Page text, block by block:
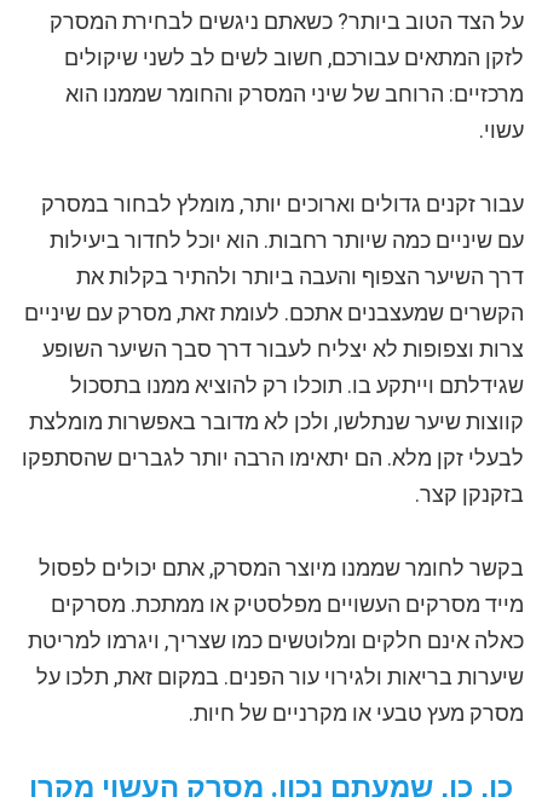
על הצד הטוב ביותר? כשאתם ניגשים לבחירת המסרק
לזקן המתאים עבורכם, חשוב לשים לב לשני שיקולים
מרכזיים: הרוחב של שיני המסרק והחומר שממנו הוא
עשוי.
עבור זקנים גדולים וארוכים יותר, מומלץ לבחור במסרק
עם שיניים כמה שיותר רחבות. הוא יוכל לחדור ביעילות
דרך השיער הצפוף והעבה ביותר ולהתיר בקלות את
הקשרים שמעצבנים אתכם. לעומת זאת, מסרק עם שיניים
צרות וצפופות לא יצליח לעבור דרך סבך השיער השופע
שגידלתם וייתקע בו. תוכלו רק להוציא ממנו בתסכול
קווצות שיער שנתלשו, ולכן לא מדובר באפשרות מומלצת
לבעלי זקן מלא. הם יתאימו הרבה יותר לגברים שהסתפקו
בזקנקן קצר.
בקשר לחומר שממנו מיוצר המסרק, אתם יכולים לפסול
מייד מסרקים העשויים מפלסטיק או ממתכת. מסרקים
כאלה אינם חלקים ומלוטשים כמו שצריך, ויגרמו למריטת
שיערות בריאות ולגירוי עור הפנים. במקום זאת, תלכו על
מסרק מעץ טבעי או מקרניים של חיות.
כן, כן, שמעתם נכון. מסרק העשוי מקרן